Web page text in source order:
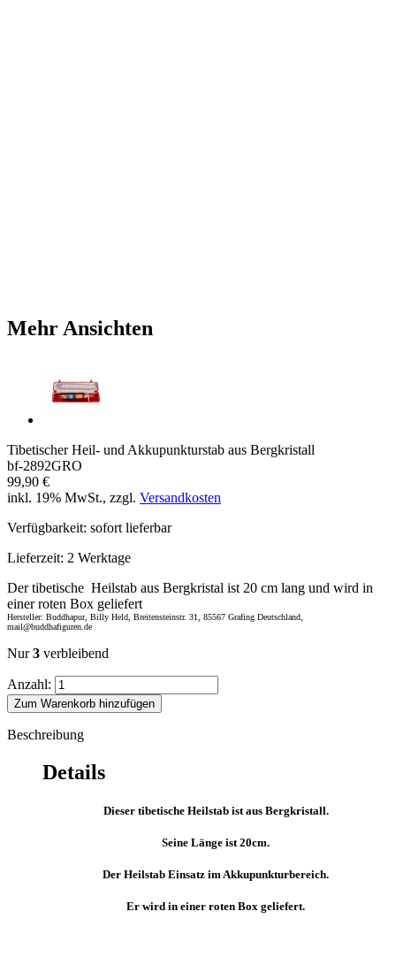
Mehr Ansichten
Tibetischer Heil- und Akkupunkturstab aus Bergkristall
bf-2892GRO
99,90 €
inkl. 19% MwSt., zzgl. Versandkosten
Verfügbarkeit: sofort lieferbar
Lieferzeit: 2 Werktage
Der tibetische Heilstab aus Bergkristal ist 20 cm lang und wird in
einer roten Box geliefert
Hersteller: Buddhapur, Billy Held, Breitensteinstr. 31, 85567 Grafing Deutschland,
mail@buddhafiguren.de
Nur3 verbleibend
Anzahl:
Zum Warenkorb hinzufügen
Beschreibung
Details
Dieser tibetische Heilstab ist aus Bergkristall.
Seine Länge ist 20cm.
Der Heilstab Einsatz im Akkupunkturbereich.
Er wird in einer roten Box geliefert.